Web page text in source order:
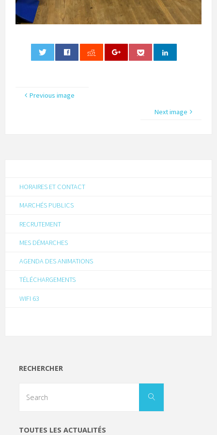
Previous image
Next image
HORAIRES ET CONTACT
MARCHÉS PUBLICS
RECRUTEMENT
MES DÉMARCHES
AGENDA DES ANIMATIONS
TÉLÉCHARGEMENTS
WIFI 63
RECHERCHER
TOUTES LES ACTUALITÉS